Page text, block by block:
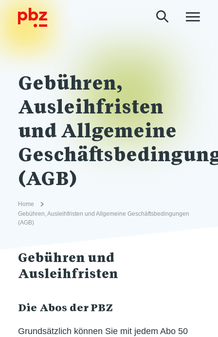
Gebühren,
Ausleihfristen
und Allge­meine
(AGB)
Home
Gebühren, Ausleihfristen und Allge­meine Geschäftsbedingungen
(AGB)
Gebühren und
Ausleihfristen
Die Abos der PBZ
Grundsätzlich können Sie mit jedem Abo 50